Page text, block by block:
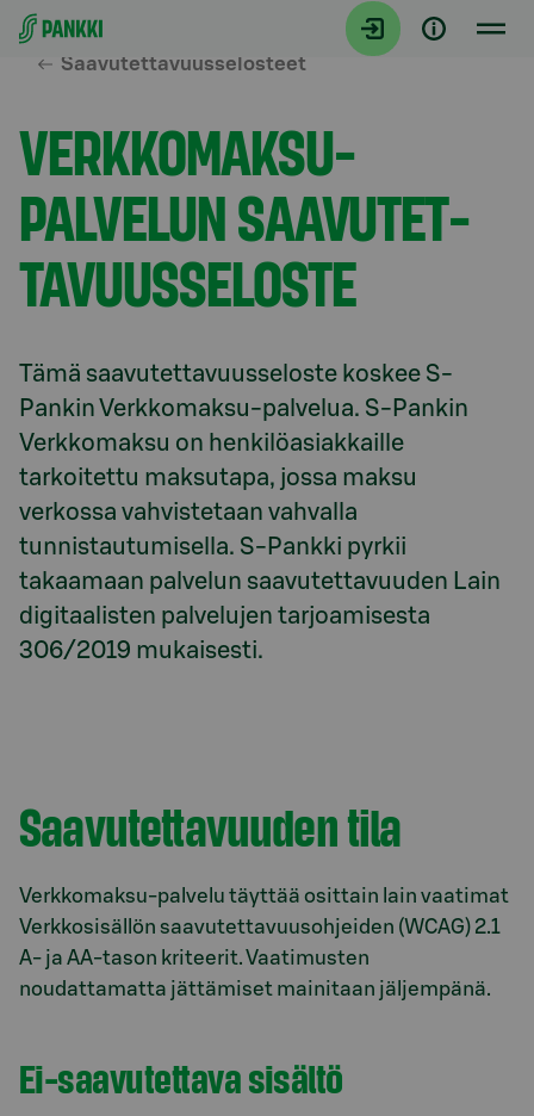
Siirry suoraan sisältöön
Saavutettavuusselosteet
VERKKOMAKSU-
PALVELUN SAAVU­TET­
TA­VUUS­SELOSTE
Tämä saa­vu­tet­ta­vuus­se­los­te koskee S-
Pankin Verkkomaksu-palvelua. S-Pankin
Verkkomaksu on henkilöasiakkaille
tarkoitettu maksutapa, jossa maksu
verkossa vahvistetaan vahvalla
tunnistautumisella. S⁠-⁠Pankki pyrkii
takaamaan palvelun saa­vu­tet­ta­vuu­den Lain
digitaalisten palvelujen tarjoamisesta
306/2019 mukaisesti.
Saavutettavuuden tila
Verkkomaksu-palvelu täyttää osittain lain vaatimat
Verkkosisällön saavutettavuusohjeiden (WCAG) 2.1
A- ja AA-tason kriteerit. Vaatimusten
noudattamatta jättämiset mainitaan jäljempänä.
Ei-saavutettava sisältö